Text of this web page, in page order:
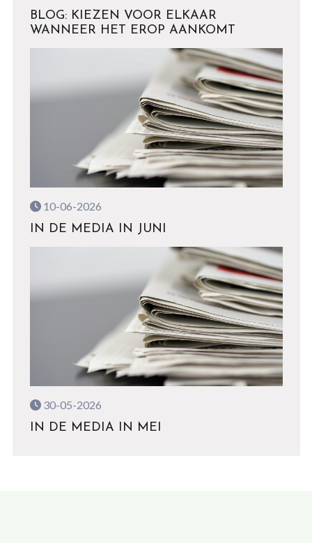
BLOG: KIEZEN VOOR ELKAAR
WANNEER HET EROP AANKOMT
10-06-2026
IN DE MEDIA IN JUNI
30-05-2026
IN DE MEDIA IN MEI